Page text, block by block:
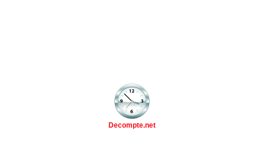
Decompte.net